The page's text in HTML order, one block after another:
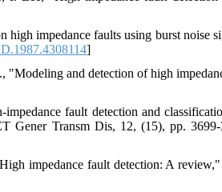
impedance faults using burst noise
]
and detection of high
fault detection and
Gener Transm Dis, 12, (15), pp.
impedance fault detection: A